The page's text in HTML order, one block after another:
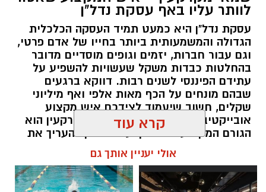
לוותר עליו באף עסקת נדל"ן
עסקת נדל"ן היא כמעט תמיד העסקה הכלכלית
הגדולה והמשמעותית ביותר בחייו של אדם פרטי,
וגם עבור חברות, יזמים וגופים מוסדיים מדובר
בהחלטות כבדות משקל שעשויות להשפיע על
עתידם הפיננסי לשנים רבות. דווקא ברגעים
שבהם מונחים על הכף מאות אלפי ואף מיליוני
שקלים, חשוב שיעמוד לצידכם איש מקצוע
אובייקטיבי, מוסמך ומנוסה. שמאי מקרקעין הוא
הגורם המקצועי המוסמך על פי חוק להעריך את
שווי של נכסי מקרקעין, והוא זה שמעניק לכם את
הביטחון לקבל החלטות מבוססות, שקולות
ובטוחות.
קרא עוד
אולי יעניין אותך גם